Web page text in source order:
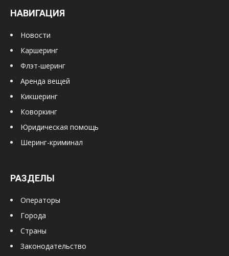
НАВИГАЦИЯ
Новости
Каршеринг
Флэт-шеринг
Аренда вещей
Кикшеринг
Коворкинг
Юридическая помощь
Шеринг-криминал
РАЗДЕЛЫ
Операторы
Города
Страны
Законодательство